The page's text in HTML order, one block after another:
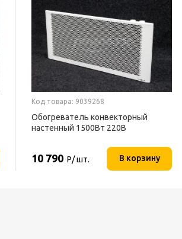
Код товара: 9039268
Обогреватель конвекторный
настенный 1500Вт 220В
10 790 Р/ шт. В корзину